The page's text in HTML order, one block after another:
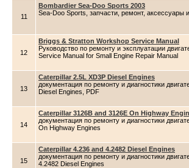
11
Bombardier Sea-Doo Sports 2003
Sea-Doo Sports, запчасти, ремонт, аксессуары
12
Briggs & Stratton Workshop Service Manual
Руководство по ремонту и эксплуатации
Service Manual for Small Engine Repair Manual
13
Caterpillar 2.5L XD3P Diesel Engines
документация по ремонту и диагностики
Diesel Engines, PDF
14
Caterpillar 3126B and 3126E On Highway
документация по ремонту и диагностики
On Highway Engines
15
Caterpillar 4.236 and 4.2482 Diesel Engines
документация по ремонту и диагностики
4.2482 Diesel Engines